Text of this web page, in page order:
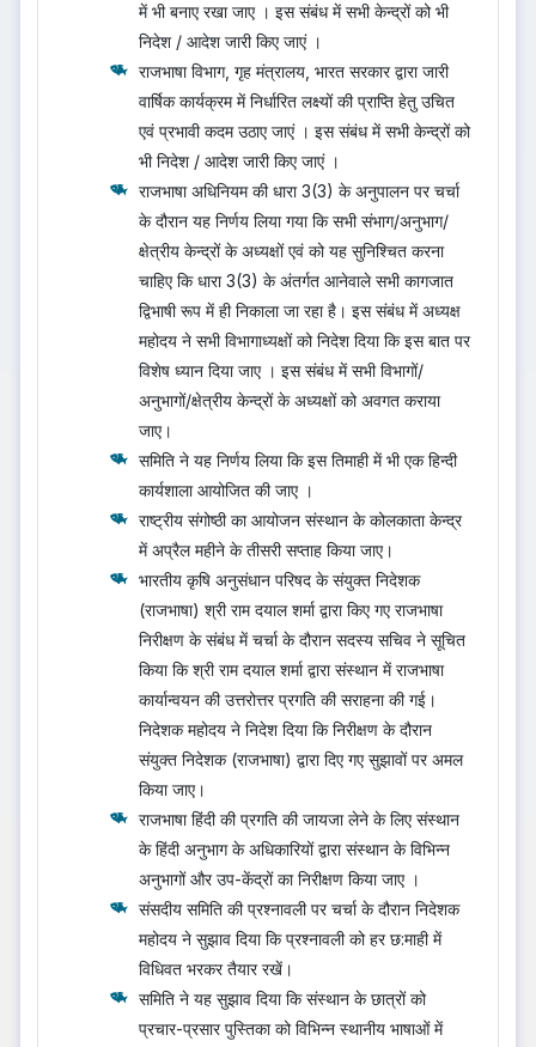
में भी बनाए रखा जाए । इस संबंध में सभी केन्द्रों को भी
निदेश / आदेश जारी किए जाएं ।
राजभाषा विभाग, गृह मंत्रालय, भारत सरकार द्वारा जारी
वार्षिक कार्यक्रम में निर्धारित लक्ष्यों की प्राप्ति हेतु उचित
एवं प्रभावी कदम उठाए जाएं । इस संबंध में सभी केन्द्रों को
भी निदेश / आदेश जारी किए जाएं ।
राजभाषा अधिनियम की धारा 3(3) के अनुपालन पर चर्चा
के दौरान यह निर्णय लिया गया कि सभी संभाग/अनुभाग/
क्षेत्रीय केन्द्रों के अध्यक्षों एवं को यह सुनिश्चित करना
चाहिए कि धारा 3(3) के अंतर्गत आनेवाले सभी कागजात
द्विभाषी रूप में ही निकाला जा रहा है। इस संबंध में अध्‍यक्ष
महोदय ने सभी विभागाध्‍यक्षों को निदेश दिया कि इस बात पर
विशेष ध्‍यान दिया जाए । इस संबंध में सभी विभागों/
अनुभागों/क्षेत्रीय केन्द्रों के अध्यक्षों को अवगत कराया
जाए।
समिति ने यह निर्णय लिया कि इस तिमाही में भी एक हिन्दी
कार्यशाला आयोजित की जाए ।
राष्‍ट्रीय संगोष्‍ठी का आयोजन संस्‍थान के कोलकाता केन्‍द्र
में अप्रैल महीने के तीसरी सप्ताह किया जाए।
भारतीय कृषि अनुसंधान परिषद के संयुक्त निदेशक
(राजभाषा) श्री राम दयाल शर्मा द्वारा किए गए राजभाषा
निरीक्षण के संबंध में चर्चा के दौरान सदस्य सचिव ने सूचित
किया कि श्री राम दयाल शर्मा द्वारा संस्थान में राजभाषा
कार्यान्वयन की उत्तरोत्तर प्रगति की सराहना की गई।
निदेशक महोदय ने निदेश दिया कि निरीक्षण के दौरान
संयुक्त निदेशक (राजभाषा) द्वारा दिए गए सुझावों पर अमल
किया जाए।
राजभाषा हिंदी की प्रगति की जायजा लेने के लिए संस्थान
के हिंदी अनुभाग के अधिकारियों द्वारा संस्थान के विभिन्न
अनुभागों और उप-केंद्रों का निरीक्षण किया जाए ।
संसदीय समिति की प्रश्नावली पर चर्चा के दौरान निदेशक
महोदय ने सुझाव दिया कि प्रश्नावली को हर छ:माही में
विधिवत भरकर तैयार रखें।
समिति ने यह सुझाव दिया कि संस्‍थान के छात्रों को
प्रचार-प्रसार पुस्तिका को विभिन्‍न स्‍थानीय भाषाओं में